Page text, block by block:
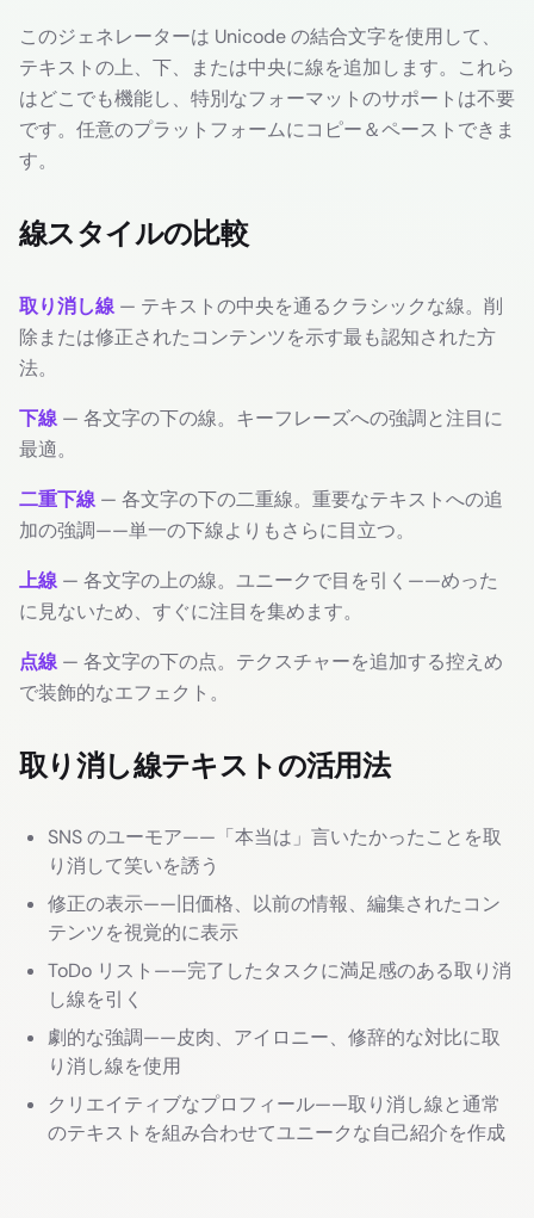
このジェネレーターは Unicode の結合文字を使用して、
テキストの上、下、または中央に線を追加します。これら
はどこでも機能し、特別なフォーマットのサポートは不要
です。任意のプラットフォームにコピー＆ペーストできま
す。
線スタイルの比較
取り消し線 — テキストの中央を通るクラシックな線。削
除または修正されたコンテンツを示す最も認知された方
法。
下線 — 各文字の下の線。キーフレーズへの強調と注目に
最適。
二重下線 — 各文字の下の二重線。重要なテキストへの追
加の強調——単一の下線よりもさらに目立つ。
上線 — 各文字の上の線。ユニークで目を引く——めった
に見ないため、すぐに注目を集めます。
点線 — 各文字の下の点。テクスチャーを追加する控えめ
で装飾的なエフェクト。
取り消し線テキストの活用法
SNS のユーモア——「本当は」言いたかったことを取
り消して笑いを誘う
修正の表示——旧価格、以前の情報、編集されたコン
テンツを視覚的に表示
ToDo リスト——完了したタスクに満足感のある取り消
し線を引く
劇的な強調——皮肉、アイロニー、修辞的な対比に取
り消し線を使用
クリエイティブなプロフィール——取り消し線と通常
のテキストを組み合わせてユニークな自己紹介を作成